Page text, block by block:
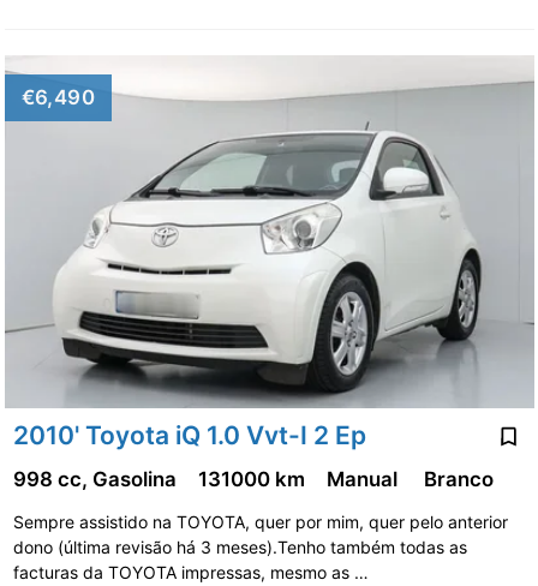
€6,490
2010' Toyota iQ 1.0 Vvt-I 2 Ep
998 cc, Gasolina 131000 km Manual Branco
Sempre assistido na TOYOTA, quer por mim, quer pelo anterior
dono (última revisão há 3 meses).Tenho também todas as
facturas da TOYOTA impressas, mesmo as …